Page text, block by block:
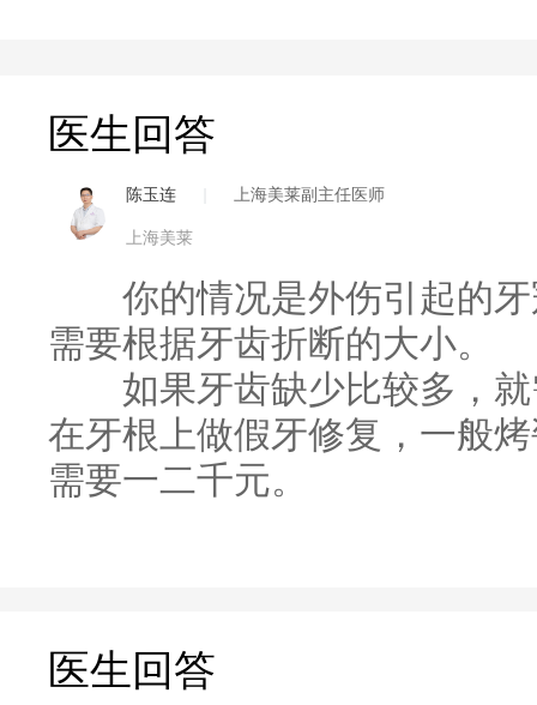
医生回答
陈玉连 上海美莱副主任医师
上海美莱
你的情况是外伤引起的牙
需要根据牙齿折断的大小。
如果牙齿缺少比较多，就
在牙根上做假牙修复，一般
需要一二千元。
医生回答